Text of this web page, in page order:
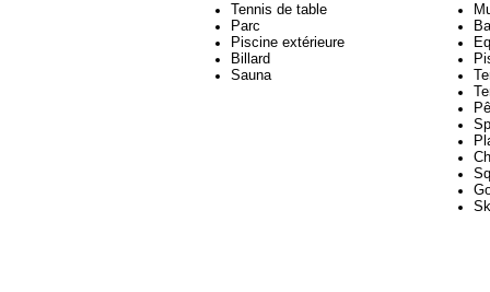
Tennis de table
Parc
Piscine extérieure
Billard
Sauna